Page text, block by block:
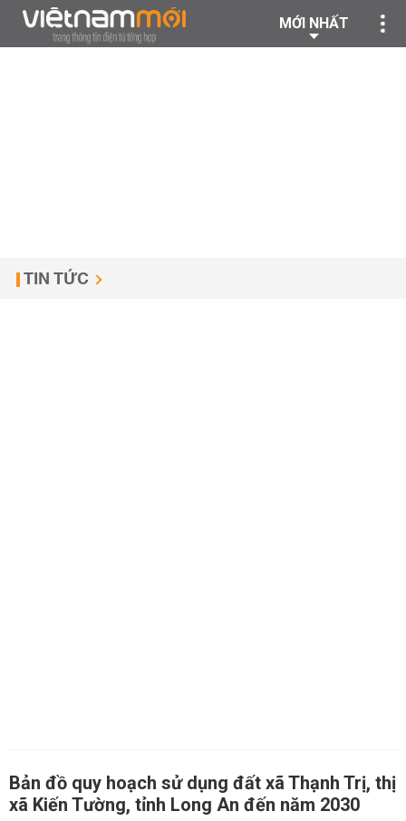
MỚI NHẤT
TIN TỨC
Bản đồ quy hoạch sử dụng đất xã Thạnh Trị, thị
xã Kiến Tường, tỉnh Long An đến năm 2030